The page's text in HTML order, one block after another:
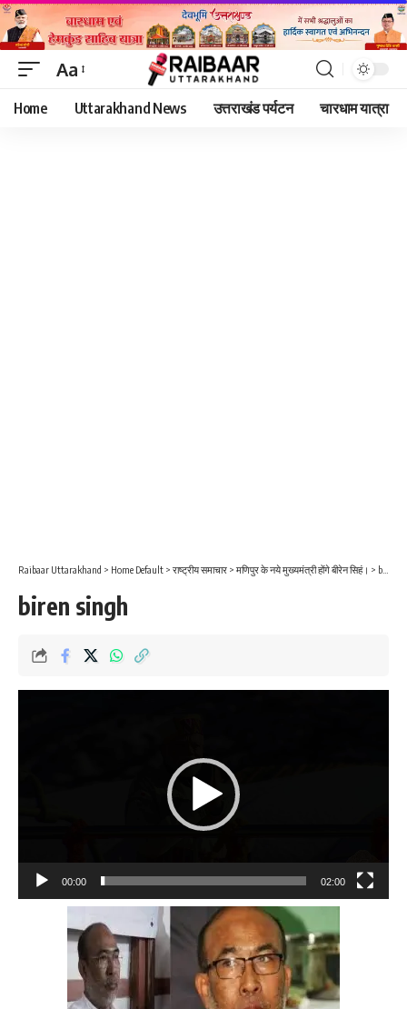
Font
Resizer
Aa
Home Uttarakhand News उत्तराखंड पर्यटन चारधाम यात्रा
Raibaar Uttarakhand > Home Default > राष्ट्रीय समाचार > मणिपुर के नये मुख्यमंत्री होंगे बीरेन सिहं। > biren singh
biren singh
00:00 02:00